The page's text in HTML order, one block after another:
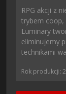
RPG akcji z
trybem coop,
Luminary
eliminujemy
technikami
Rok produkcji: